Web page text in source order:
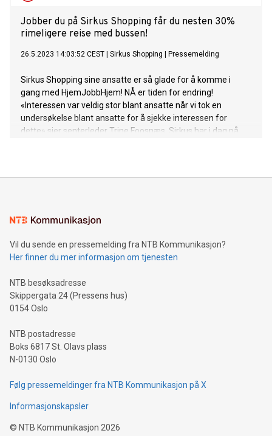
Jobber du på Sirkus Shopping får du nesten 30%
rimeligere reise med bussen!
26.5.2023 14:03:52 CEST Sirkus Shopping Pressemelding
Sirkus Shopping sine ansatte er så glade for å komme i
gang med HjemJobbHjem! NÅ er tiden for endring!
«Interessen var veldig stor blant ansatte når vi tok en
undersøkelse blant ansatte for å sjekke interessen for
dette» sier senterleder Trine Foosnæs. Sirkus har i dag på
det en buss til de fleste bydeler i Trondheim». «Utbyggingen
har sykkelveier som er kjempefine å bruke stort sett alle
dager i året. Pluss at vi ha bysykkel finner man rett utenfor
innendørs sykkelparkeringshus for ansatte! «Det vi jobber
med nå er å bygge
Vil du sende en pressemelding fra NTB Kommunikasjon?
Her finner du mer informasjon om tjenesten
NTB besøksadresse
Skippergata 24 (Pressens hus)
0154 Oslo
NTB postadresse
Boks 6817 St. Olavs plass
N-0130 Oslo
Følg pressemeldinger fra NTB Kommunikasjon på X
Informasjonskapsler
© NTB Kommunikasjon 2026